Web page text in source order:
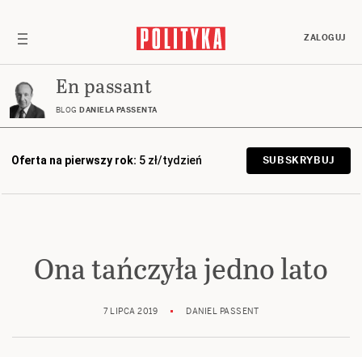
ZALOGUJ
En passant
BLOG DANIELA PASSENTA
Oferta na pierwszy rok: 5 zł/tydzień SUBSKRYBUJ
Ona tańczyła jedno lato
7 LIPCA 2019 DANIEL PASSENT